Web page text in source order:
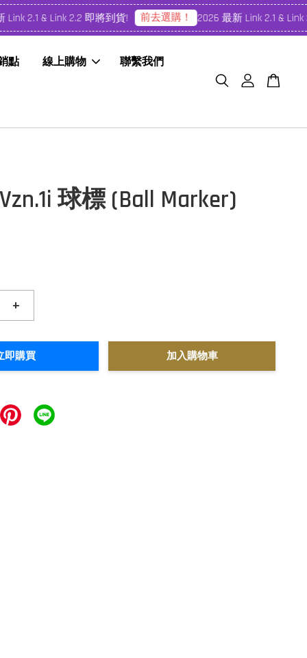
2.1 & Link 2.2 即將到貨! 前去選購！ 2026 最新 Link 2.1 & Link
點 線上購物 聯繫我們
球標 (Ball Marker)
+
即購買 加入購物車